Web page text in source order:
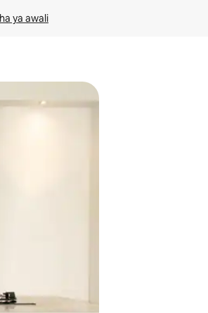
ya awali
au kutelezesha kidole kwenye ishara.